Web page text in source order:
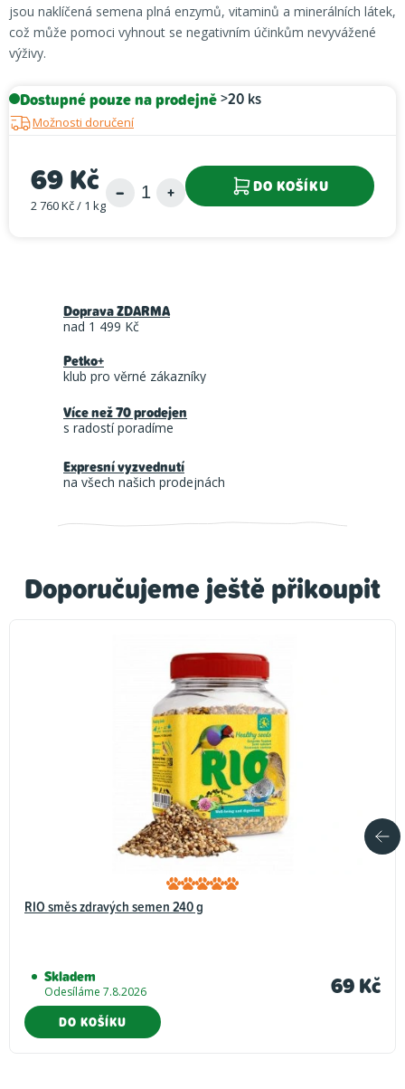
jsou naklíčená semena plná enzymů, vitaminů a minerálních látek,
což může pomoci vyhnout se negativním účinkům nevyvážené
výživy.
Dostupné pouze na prodejně>20 ks
Možnosti doručení
69 Kč
Měrná cena:
2 760 Kč / 1 kg
DO KOŠÍKU
Doporučujeme ještě přikoupit
RIO směs zdravých semen 240 g
Skladem
Odesíláme 7.8.2026 69 Kč
DO KOŠÍKU
Doprava ZDARMA
nad 1 499 Kč
Petko+
klub pro věrné zákazníky
Více než 70 prodejen
s radostí poradíme
Expresní vyzvednutí
na všech našich prodejnách